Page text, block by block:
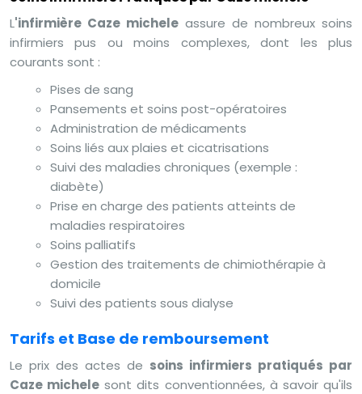
L'infirmière Caze michele assure de nombreux soins
infirmiers pus ou moins complexes, dont les plus
courants sont :
Pises de sang
Pansements et soins post-opératoires
Administration de médicaments
Soins liés aux plaies et cicatrisations
Suivi des maladies chroniques (exemple :
diabète)
Prise en charge des patients atteints de
maladies respiratoires
Soins palliatifs
Gestion des traitements de chimiothérapie à
domicile
Suivi des patients sous dialyse
Tarifs et Base de remboursement
Le prix des actes de soins infirmiers pratiqués par
Caze michele sont dits conventionnées, à savoir qu'ils